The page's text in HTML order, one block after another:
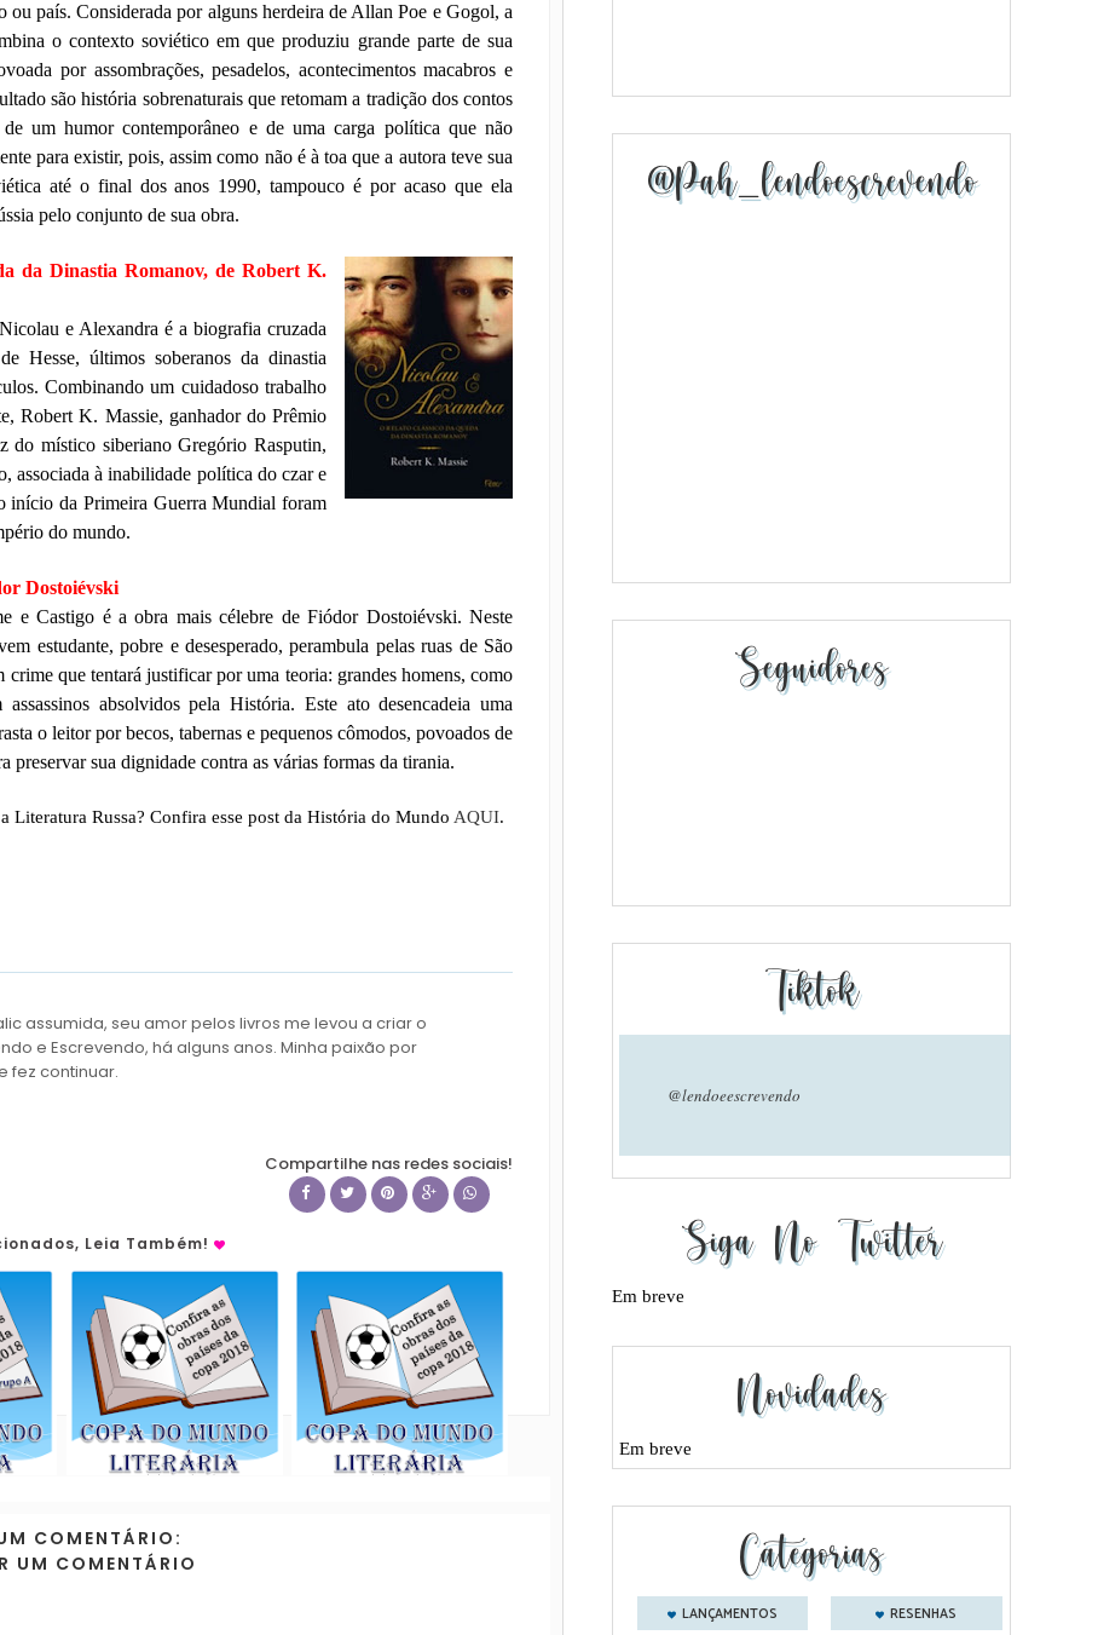
ou país. Considerada por alguns herdeira de Allan Poe e Gogol, a
o contexto soviético em que produziu grande parte de sua
por assombrações, pesadelos, acontecimentos macabros e
são história sobrenaturais que retomam a tradição dos contos
um humor contemporâneo e de uma carga política que não
para existir, pois, assim como não é à toa que a autora teve sua
até o final dos anos 1990, tampouco é por acaso que ela
pelo conjunto de sua obra.
da Dinastia Romanov, de Robert K.
e Alexandra é a biografia cruzada
Hesse, últimos soberanos da dinastia
Combinando um cuidadoso trabalho
Robert K. Massie, ganhador do Prêmio
do místico siberiano Gregório Rasputin,
associada à inabilidade política do czar e
início da Primeira Guerra Mundial foram
do mundo.
Dostoiévski
e Castigo é a obra mais célebre de Fiódor Dostoiévski. Neste
estudante, pobre e desesperado, perambula pelas ruas de São
crime que tentará justificar por uma teoria: grandes homens, como
absolvidos pela História. Este ato desencadeia uma
o leitor por becos, tabernas e pequenos cômodos, povoados de
preservar sua dignidade contra as várias formas da tirania.
Literatura Russa? Confira esse post da História do Mundo AQUI.
assumida, seu amor pelos livros me levou a criar o
e Escrevendo, há alguns anos. Minha paixão por
fez continuar.
Compartilhe nas redes sociais!
Leia Também!
COMENTÁRIO:
UM COMENTÁRIO
@pah_lendoescrevendo
Seguidores
Tiktok
@lendoeescrevendo
Siga No Twitter
Em breve
Novidades
Em breve
Categorias
LANÇAMENTOS RESENHAS